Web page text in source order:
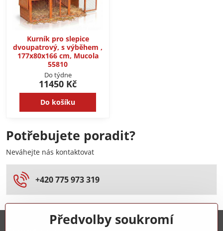
Kurník pro slepice
dvoupatrový, s výběhem ,
177x80x166 cm, Mucola
55810
Do týdne
11450 Kč
Do košíku
Potřebujete poradit?
Neváhejte nás kontaktovat
+420 775 973 319
Předvolby soukromí